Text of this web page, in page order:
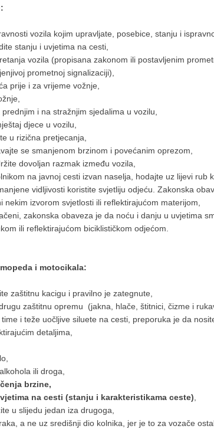
vozila kojim upravljate, posebice, stanju i
stanju i uvjetima na cesti,
vozila (propisana zakonom ili postavljenim
prometnoj signalizaciji),
prije i za vrijeme vožnje,
i na stražnjim sjedalima u vozilu,
djece u vozilu,
u rizična pretjecanja,
se smanjenom brzinom i povećanim oprezom,
dovoljan razmak između vozila,
na javnoj cesti izvan naselja, hodajte uz lijevi rub
vidljivosti koristite svjetliju odjeću. Zakonska
nekim izvorom svjetlosti ili reflektirajućom materijom,
zakonska obaveza je da noću i danju u uvjetima
ili reflektirajućom biciklističkom odjećom.
i motocikala:
zaštitnu kacigu i pravilno je zategnute,
zaštitnu opremu (jakna, hlače, štitnici, čizme i
i teže uočljive siluete na cesti, preporuka je da
detaljima,
ili droga,
brzine,
na cesti (stanju i karakteristikama ceste),
u slijedu jedan iza drugoga,
a ne uz središnji dio kolnika, jer je to za vozače